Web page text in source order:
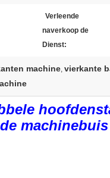
Verleende
naverkoop de
Dienst:
machine, vierkante
machinebuis